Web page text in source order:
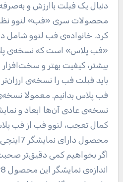
دنبال یک فبلت باارزش و
محصولات سری «فب» لنوو
کرد. خانواده‌ی فب لنوو
«فب پلاس» است که نسخه‌ی
بیشتر، کیفیت بهتر و سخت‌افزار
باید فبلت فب را نسخه‌ی
فب پلاس بدانیم. معمولا
نسخه‌ی عادی آن‌ها ابعاد و
کمال تعجب، لنوو فب از فب
اگر بخواهیم کمی دقیق‌تر صحبت